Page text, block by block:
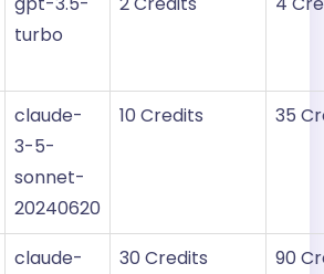
turbo
claude-
3-5-
sonnet-
20240620
10 Credits 35
claude-
30 Credits 90